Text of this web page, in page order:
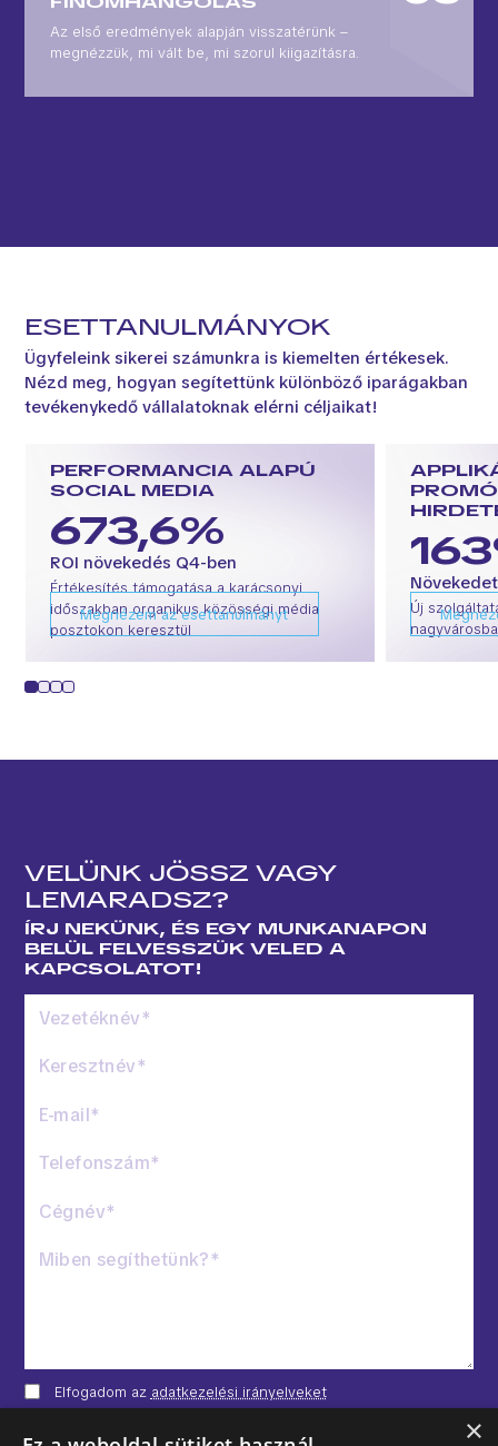
Az első eredmények alapján visszatérünk –
megnézzük, mi vált be, mi szorul kiigazításra.
ESETTANULMÁNYOK
Ügyfeleink sikerei számunkra is kiemelten értékesek.
Nézd meg, hogyan segítettünk különböző iparágakban
tevékenykedő vállalatoknak elérni céljaikat!
PERFORMANCIA ALAPÚ
SOCIAL MEDIA
673,6%
ROI növekedés Q4-ben
Értékesítés támogatása a karácsonyi
időszakban organikus közösségi média
posztokon keresztül
Megnézem az esettanulmányt
Új
1 2 3 4
VELÜNK JÖSSZ VAGY
LEMARADSZ?
ÍRJ NEKÜNK, ÉS EGY MUNKANAPON
BELÜL FELVESSZÜK VELED A
KAPCSOLATOT!
Elfogadom az adatkezelési irányelveket
ÜZENET ELKÜLDÉSE ×